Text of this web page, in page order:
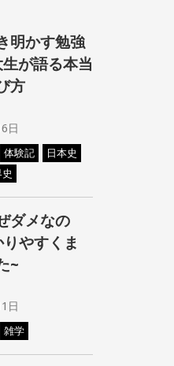
明かす勉強
が語る本当
方
日
体験記
日本史
ダメなの
やすくま
~
日
雑学